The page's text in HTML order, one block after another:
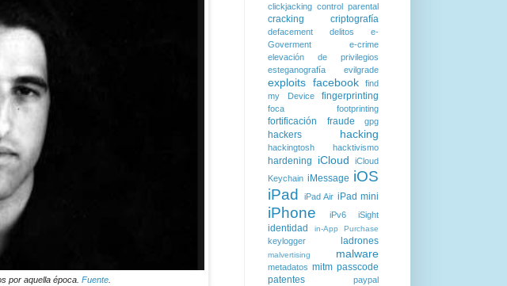
por aquella época. Fuente
clickjacking control parental
cracking criptografía
defacement delitos
e-
Goverment
e-crime
elevación de privilegios
esteganografía
evilgrade
exploits facebook
find
my Device
fingerprinting
foca footprinting
fortificación fraude gpg
hackers hacking
hackingtosh hacktivismo
hardening iCloud
iCloud
Keychain iMessage iOS
iPad
iPad Air iPad mini
iPhone iPv6 iSight
identidad in-App Purchase
keylogger ladrones
malvertising malware
metadatos mitm passcode
patentes
paypal